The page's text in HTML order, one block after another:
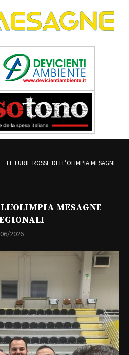
LE FURIE ROSSE DELL’OLIMPIA MESAGNE
MESAGNE
2026